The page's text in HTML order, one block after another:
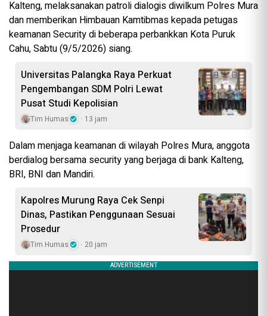
Kalteng, melaksanakan patroli dialogis diwilkum Polres Mura
dan memberikan Himbauan Kamtibmas kepada petugas
keamanan Security di beberapa perbankkan Kota Puruk
Cahu, Sabtu (9/5/2026) siang.
Universitas Palangka Raya Perkuat
Pengembangan SDM Polri Lewat
Pusat Studi Kepolisian
Tim Humas 13 jam
Dalam menjaga keamanan di wilayah Polres Mura, anggota
berdialog bersama security yang berjaga di bank Kalteng,
BRI, BNI dan Mandiri.
Kapolres Murung Raya Cek Senpi
Dinas, Pastikan Penggunaan Sesuai
Prosedur
Tim Humas 20 jam